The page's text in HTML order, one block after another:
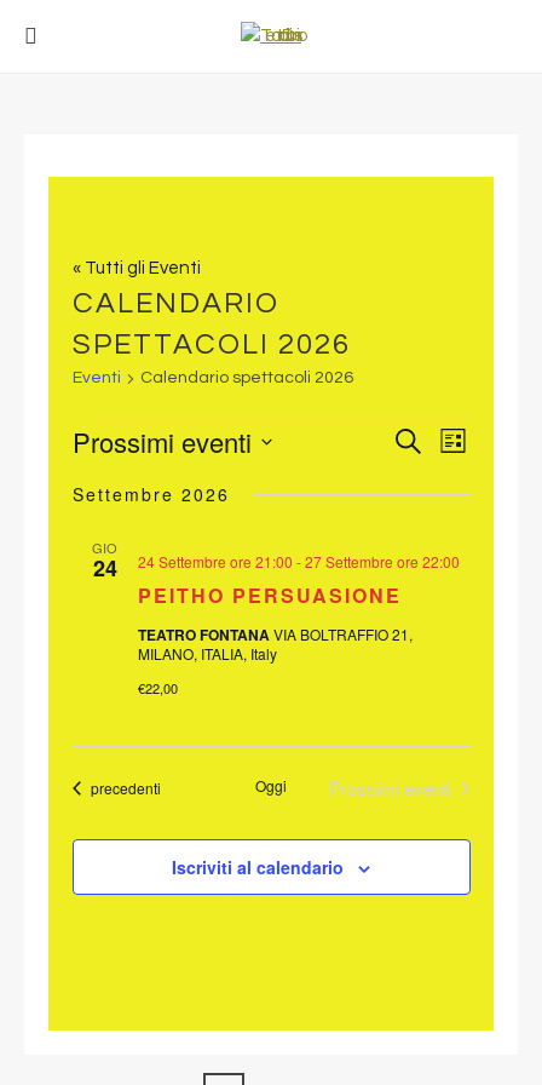
« Tutti gli Eventi
CALENDARIO
SPETTACOLI 2026
Eventi Calendario spettacoli 2026
EVENTI
EVENTI
VISTE
Cerca
Lista
Prossimi eventi
la
Settembre 2026
GIO
24
PEITHO PERSUASIONE
24 Settembre ore 21:00 -27 Settembre ore 22:00
TEATRO FONTANAVIA BOLTRAFFIO 21,
MILANO, ITALIA, Italy
€22,00
Eventi
precedenti Oggi Prossimi eventi
Iscriviti al calendario